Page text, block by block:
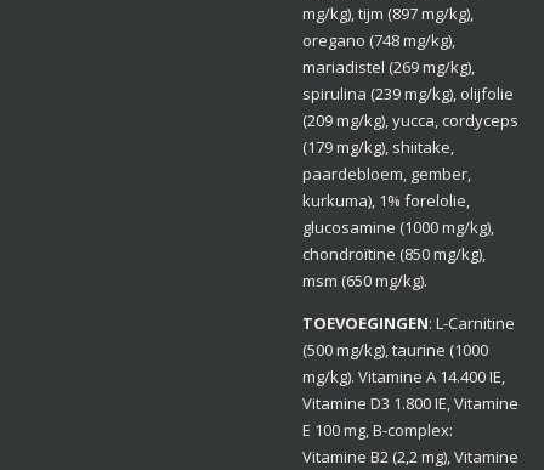
mg/kg), tijm (897 mg/kg),
oregano (748 mg/kg),
mariadistel (269 mg/kg),
spirulina (239 mg/kg), olijfolie
(209 mg/kg), yucca, cordyceps
(179 mg/kg), shiitake,
paardebloem, gember,
kurkuma), 1% forelolie,
glucosamine (1000 mg/kg),
chondroïtine (850 mg/kg),
msm (650 mg/kg).
TOEVOEGINGEN: L-Carnitine
(500 mg/kg), taurine (1000
mg/kg). Vitamine A 14.400 IE,
Vitamine D3 1.800 IE, Vitamine
E 100 mg, B-complex:
Vitamine B2 (2,2 mg), Vitamine